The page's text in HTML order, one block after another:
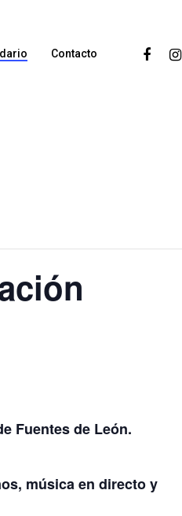
Contacto
Fuentes de León.
música en directo y